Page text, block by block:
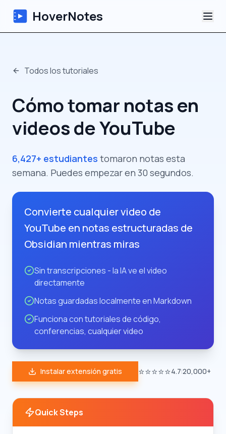
HoverNotes
Notas de Video con IA
Tutoriales
Acerca de
Todos los tutoriales
Cómo tomar notas en
videos de YouTube
6,427+ estudiantes tomaron notas esta
semana. Puedes empezar en 30 segundos.
Convierte cualquier video de
YouTube en notas estructuradas de
Obsidian mientras miras
Sin transcripciones - la IA ve el video
directamente
Notas guardadas localmente en Markdown
Funciona con tutoriales de código,
conferencias, cualquier video
Instalar extensión gratis ⭐⭐⭐⭐⭐4.7|20,000+
Quick Steps